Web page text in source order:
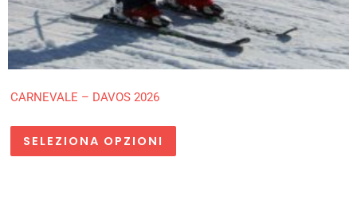
CARNEVALE – DAVOS 2026
SELEZIONA OPZIONI